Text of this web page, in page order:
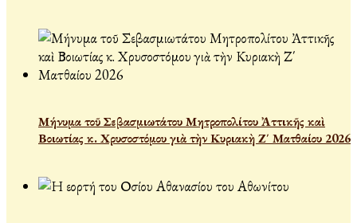
Μήνυμα τοῦ Σεβασμιωτάτου Μητροπολίτου Ἀττικῆς καὶ
Βοιωτίας κ. Χρυσοστόμου γιὰ τὴν Κυριακὴ Ζ΄ Ματθαίου 2026